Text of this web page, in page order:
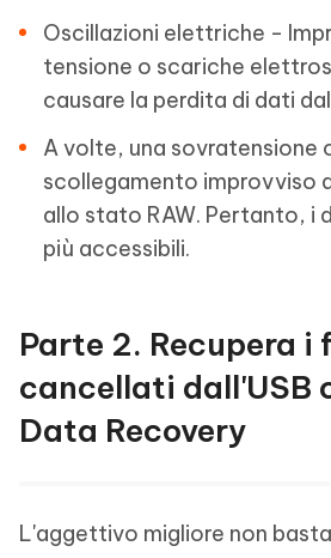
Oscillazioni elettriche -
tensione o scariche
causare la perdita di dati
A volte, una sovratensione
scollegamento improvviso
allo stato RAW. Pertanto, i
più accessibili.
Parte 2. Recupera i
cancellati dall'USB
Data Recovery
L'aggettivo migliore non